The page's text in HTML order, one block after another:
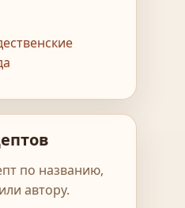
по названию,
автору.